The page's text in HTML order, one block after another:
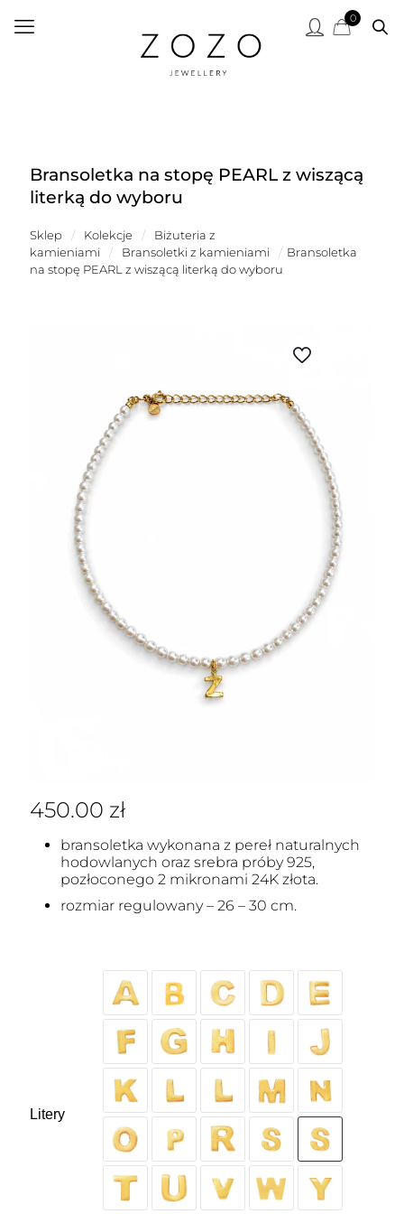
0
Bransoletka na stopę PEARL z wiszącą
literką do wyboru
Sklep / Kolekcje /
Biżuteria z
kamieniami
/ Bransoletki z kamieniami / Bransoletka
na stopę PEARL z wiszącą literką do wyboru
450.00 zł
bransoletka wykonana z pereł naturalnych
hodowlanych oraz srebra próby 925,
pozłoconego 2 mikronami 24K złota.
rozmiar regulowany – 26 – 30 cm.
Litery